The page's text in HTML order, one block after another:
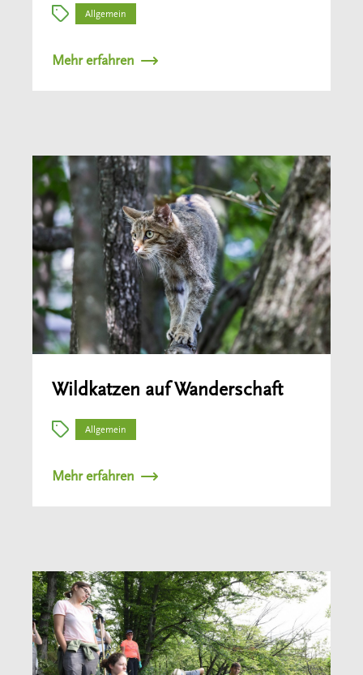
Allgemein
Mehr erfahren
Wildkatzen auf Wanderschaft
Allgemein
Mehr erfahren